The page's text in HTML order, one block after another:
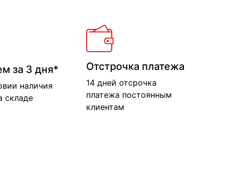
за 3 дня*
наличия
складе
Отстрочка платежа
14 дней отсрочка
платежа постоянным
клиентам